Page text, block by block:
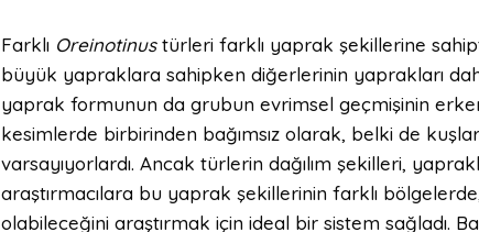
Farklı Oreinotinustürleri farklı yaprak şekillerine
büyük yapraklara sahipken diğerlerinin yaprakları
yaprak formunun da grubun evrimsel geçmişinin
kesimlerde birbirinden bağımsız olarak, belki de
varsayıyorlardı. Ancak türlerin dağılım şekilleri,
araştırmacılara bu yaprak şekillerinin farklı
olabileceğini araştırmak için ideal bir sistem sağladı.